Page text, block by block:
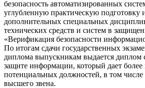
безопасность автоматизированных
углубленную практическую подготовку
дополнительных специальных
технических средств и систем в
«Верификация безопасности
По итогам сдачи государственных
диплома выпускникам выдается диплом
защите информации, который дает
потенциальных должностей, в том числе
высшего звена.